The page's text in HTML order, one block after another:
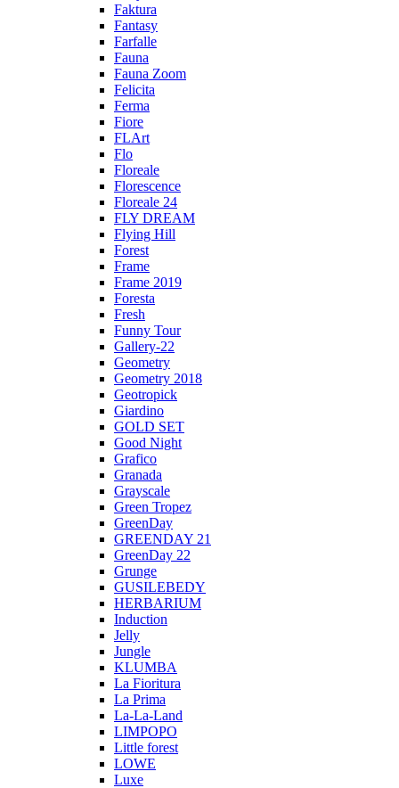
Faktura
Fantasy
Farfalle
Fauna
Fauna Zoom
Felicita
Ferma
Fiore
FLArt
Flo
Floreale
Florescence
Floreale 24
FLY DREAM
Flying Hill
Forest
Frame
Frame 2019
Foresta
Fresh
Funny Tour
Gallery-22
Geometry
Geometry 2018
Geotropick
Giardino
GOLD SET
Good Night
Grafico
Granada
Grayscale
Green Tropez
GreenDay
GREENDAY 21
GreenDay 22
Grunge
GUSILEBEDY
HERBARIUM
Induction
Jelly
Jungle
KLUMBA
La Fioritura
La Prima
La-La-Land
LIMPOPO
Little forest
LOWE
Luxe